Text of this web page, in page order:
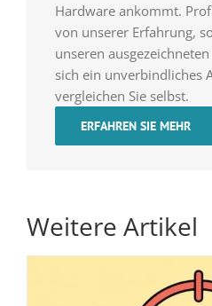
Hardware ankommt.
von unserer Erfahrung,
unseren
sich ein unverbindliches
vergleichen Sie selbst.
ERFAHREN SIE MEHR
Weitere Artikel